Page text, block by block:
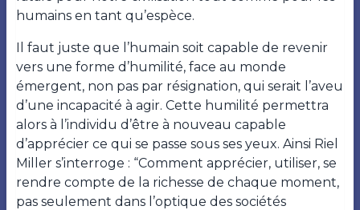
humains en tant qu’espèce.
Il faut juste que l’humain soit capable de revenir
vers une forme d’humilité, face au monde
émergent, non pas par résignation, qui serait l’aveu
d’une incapacité à agir. Cette humilité permettra
alors à l’individu d’être à nouveau capable
d’apprécier ce qui se passe sous ses yeux. Ainsi Riel
Miller s’interroge : “Comment apprécier, utiliser, se
rendre compte de la richesse de chaque moment,
pas seulement dans l’optique des sociétés